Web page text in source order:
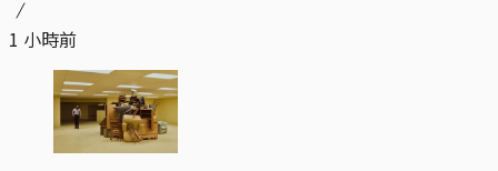
1 小時前